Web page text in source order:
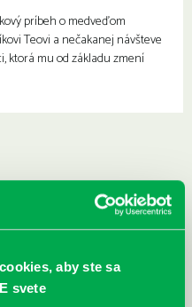
aby ste sa
svete
príbeh o medveďom
Teovi a nečakanej návšteve
ktorá mu od základu zmení